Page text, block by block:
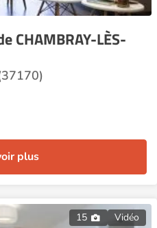
CHAMBRAY-LÈS-
plus
15 Vidéo